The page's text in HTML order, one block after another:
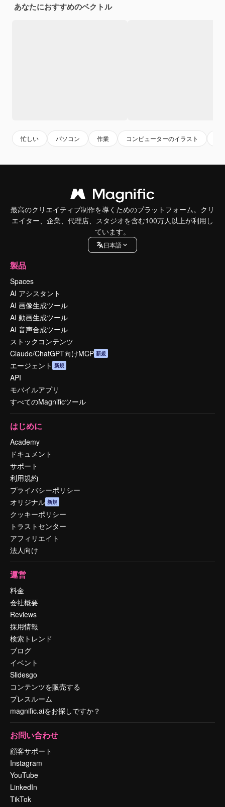
あなたにおすすめのベクトル
忙しい パソコン 作業 コンピューターのイラスト
最高のクリエイティブ制作を導くためのプラットフォーム。クリ
エイター、企業、代理店、スタジオを含む100万人以上が利用し
ています。
日本語
製品
Spaces
AI アシスタント
AI 画像生成ツール
AI 動画生成ツール
AI 音声合成ツール
ストックコンテンツ
Claude/ChatGPT向けMCP 新規
エージェント 新規
API
モバイルアプリ
すべてのMagnificツール
はじめに
Academy
ドキュメント
サポート
利用規約
プライバシーポリシー
オリジナル 新規
クッキーポリシー
トラストセンター
アフィリエイト
法人向け
運営
料金
会社概要
Reviews
採用情報
検索トレンド
ブログ
イベント
Slidesgo
コンテンツを販売する
プレスルーム
magnific.aiをお探しですか？
お問い合わせ
顧客サポート
Instagram
YouTube
LinkedIn
TikTok